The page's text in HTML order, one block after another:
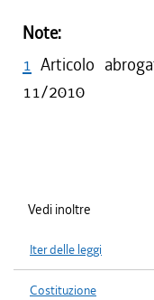
Note:
1 Articolo
11/2010
Vedi inoltre
Iter delle leggi
Costituzione